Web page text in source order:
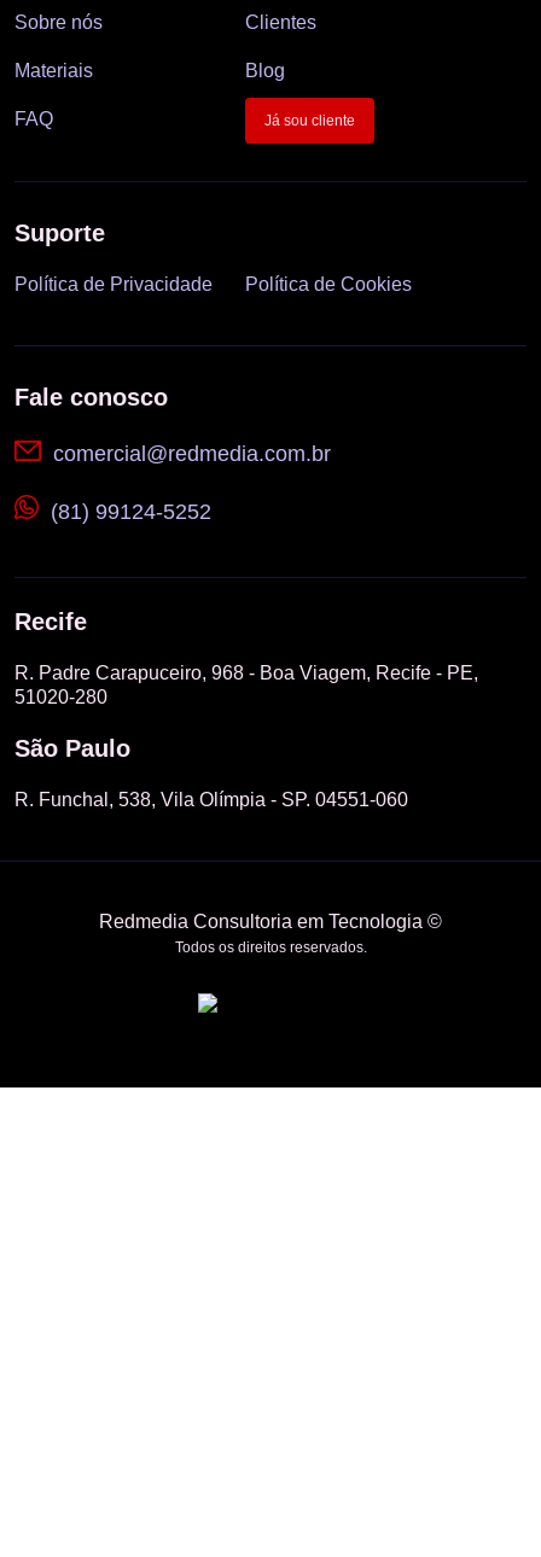
Sobre nós Clientes
Materiais Blog
FAQ Já sou cliente
Suporte
Política de Privacidade Política de Cookies
Fale conosco
comercial@redmedia.com.br
(81) 99124-5252
Recife
R. Padre Carapuceiro, 968 - Boa Viagem, Recife - PE,
51020-280
São Paulo
R. Funchal, 538, Vila Olímpia - SP. 04551-060
Redmedia Consultoria em Tecnologia ©
Todos os direitos reservados.